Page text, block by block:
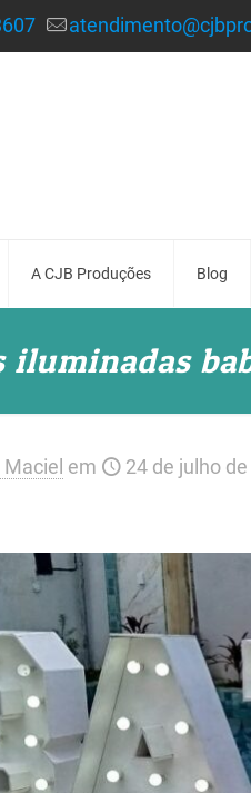
A CJB Produções Blog
em 24 de julho